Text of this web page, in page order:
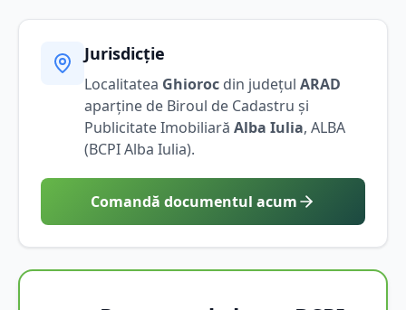
Jurisdicție
Localitatea Ghioroc din județul ARAD
aparține de Biroul de Cadastru și
Publicitate Imobiliară Alba Iulia, ALBA
(BCPIAlba Iulia).
Comandă documentul acum